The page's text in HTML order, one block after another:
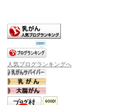
人気ブログランキングへ